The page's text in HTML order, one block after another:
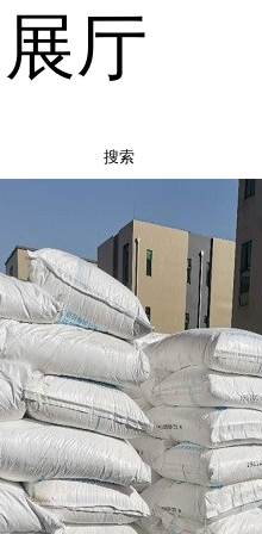
厅
搜索